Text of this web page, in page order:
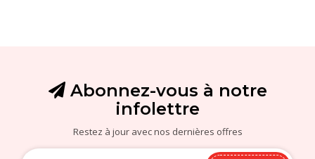
Abonnez-vous à notre
infolettre
Restez à jour avec nos dernières offres